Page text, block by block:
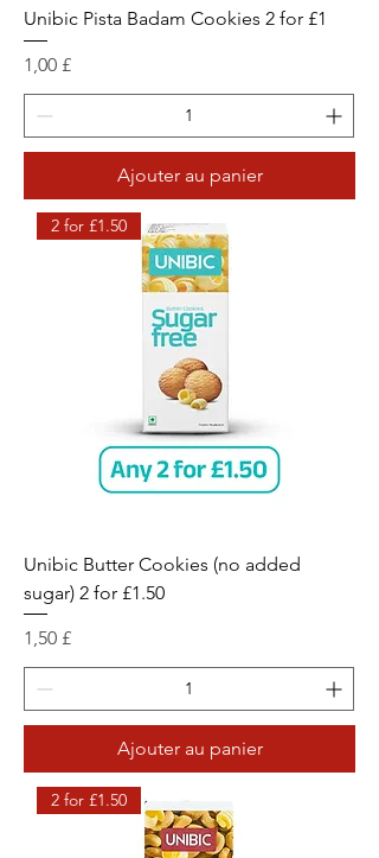
Unibic Pista Badam Cookies 2 for £1
Prix
1,00 £
Ajouter au panier
2 for £1.50
Unibic Butter Cookies (no added
sugar) 2 for £1.50
Prix
1,50 £
Ajouter au panier
2 for £1.50